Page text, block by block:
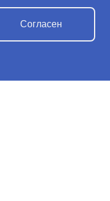
Согласен